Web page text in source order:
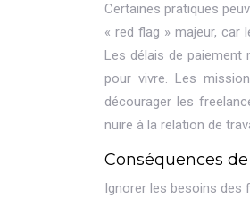
Certaines pratiques
« red flag » majeur, car
Les délais de paiement
pour vivre. Les
décourager les
nuire à la relation de
Conséquences
Ignorer les besoins des